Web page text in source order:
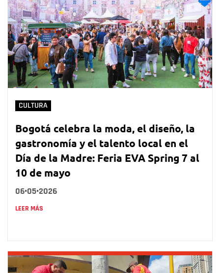
CULTURA
Bogotá celebra la moda, el diseño, la
gastronomía y el talento local en el
Día de la Madre: Feria EVA Spring 7 al
10 de mayo
06•05•2026
LEER MÁS